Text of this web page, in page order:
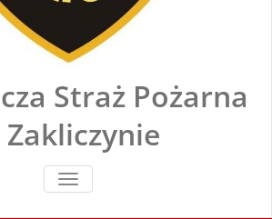
Straż Pożarna
TOGGLE
NAVIGATION